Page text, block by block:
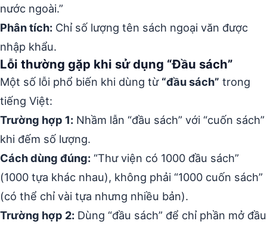
nước ngoài.”
Phân tích: Chỉ số lượng tên sách ngoại văn được
nhập khẩu.
Lỗi thường gặp khi sử dụng “Đầu sách”
Một số lỗi phổ biến khi dùng từ “đầu sách” trong
tiếng Việt:
Trường hợp 1: Nhầm lẫn “đầu sách” với “cuốn sách”
khi đếm số lượng.
Cách dùng đúng: “Thư viện có 1000 đầu sách”
(1000 tựa khác nhau), không phải “1000 cuốn sách”
(có thể chỉ vài tựa nhưng nhiều bản).
Trường hợp 2: Dùng “đầu sách” để chỉ phần mở đầu